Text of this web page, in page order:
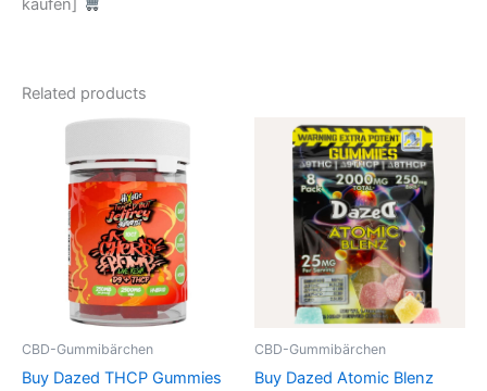
Related products
CBD-Gummibärchen
Buy Dazed THCP Gummies
CBD-Gummibärchen
Buy Dazed Atomic Blenz